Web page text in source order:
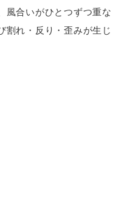
風合いがひとつずつ重な
割れ・反り・歪みが生じ